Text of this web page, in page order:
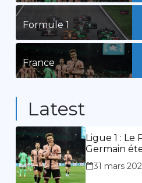
Formule 1
France
Latest
Ligue 1 : Le
Germain
lumières du
Geoffroy
31 mars